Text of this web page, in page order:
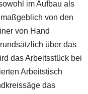
im Aufbau als
von den
von Hand
über das
das Arbeitsstück bei
Arbeitstisch
das